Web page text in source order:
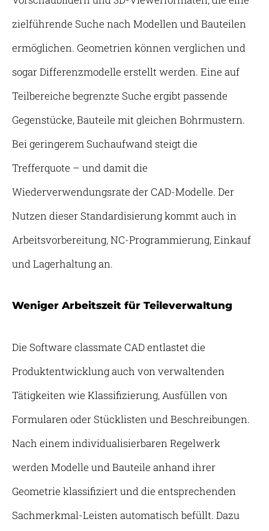
zielführende Suche nach Modellen und Bauteilen
ermöglichen. Geometrien können verglichen und
sogar Differenzmodelle erstellt werden. Eine auf
Teilbereiche begrenzte Suche ergibt passende
Gegenstücke, Bauteile mit gleichen Bohrmustern.
Bei geringerem Suchaufwand steigt die
Trefferquote – und damit die
Wiederverwendungsrate der CAD-Modelle. Der
Nutzen dieser Standardisierung kommt auch in
Arbeitsvorbereitung, NC-Programmierung, Einkauf
und Lagerhaltung an.
Weniger Arbeitszeit für Teileverwaltung
Die Software classmate CAD entlastet die
Produktentwicklung auch von verwaltenden
Tätigkeiten wie Klassifizierung, Ausfüllen von
Formularen oder Stücklisten und Beschreibungen.
Nach einem individualisierbaren Regelwerk
werden Modelle und Bauteile anhand ihrer
Geometrie klassifiziert und die entsprechenden
Sachmerkmal-Leisten automatisch befüllt. Dazu